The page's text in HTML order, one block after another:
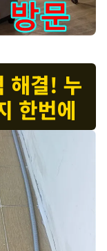
해결! 누
한번에